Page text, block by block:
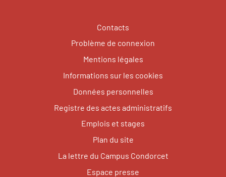
Contacts
Problème de connexion
Mentions légales
Informations sur les cookies
Données personnelles
Registre des actes administratifs
Emplois et stages
Plan du site
La lettre du Campus Condorcet
Espace presse